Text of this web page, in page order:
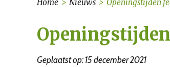
Home > Nieuws > Openingstijden
Geplaatst op: 15 december 2021